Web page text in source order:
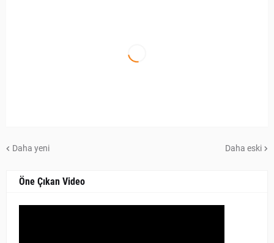
Daha yeni Daha eski
Öne Çıkan Video